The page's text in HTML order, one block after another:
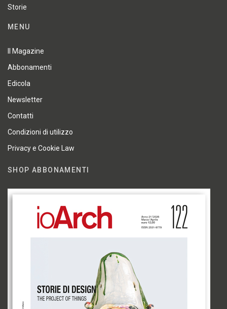
Storie
MENU
Il Magazine
Abbonamenti
Edicola
Newsletter
Contatti
Condizioni di utilizzo
Privacy e Cookie Law
SHOP ABBONAMENTI